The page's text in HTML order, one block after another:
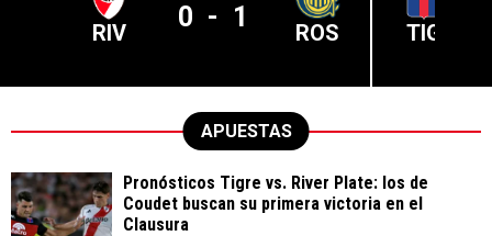
RIV 0 - 1 ROS TIG
APUESTAS
Pronósticos Tigre vs. River Plate: los de
Coudet buscan su primera victoria en el
Clausura